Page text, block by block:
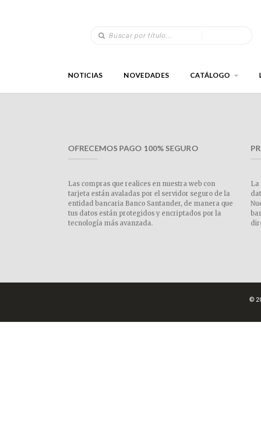
NOTICIAS NOVEDADES CATÁLOGO
OFRECEMOS PAGO 100% SEGURO
Las compras que realices en nuestra web con
tarjeta están avaladas por el servidor seguro de la
entidad bancaria Banco Santander, de manera que
tus datos están protegidos y encriptados por la
tecnología más avanzada.
La
©